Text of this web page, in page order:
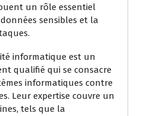
un rôle essentiel
sensibles et la
informatique est un
qualifié qui se consacre
informatiques contre
Leur expertise couvre un
tels que la